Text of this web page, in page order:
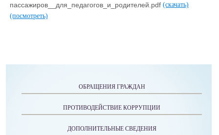
пассажиров__для_педагогов_и_родителей.pdf (скачать)
(посмотреть)
ОБРАЩЕНИЯ ГРАЖДАН
ПРОТИВОДЕЙСТВИЕ КОРРУПЦИИ
ДОПОЛНИТЕЛЬНЫЕ СВЕДЕНИЯ